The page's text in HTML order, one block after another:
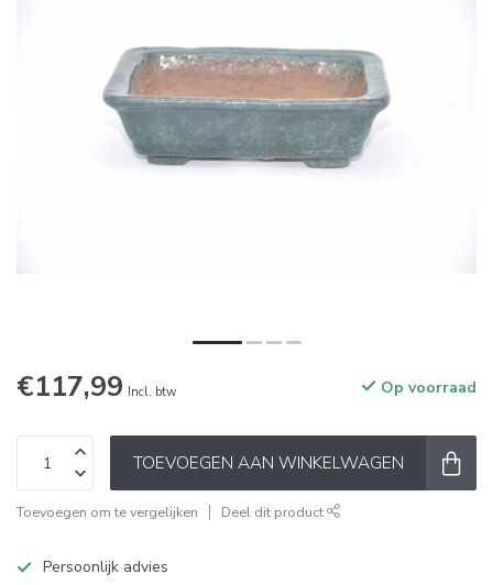
€117,99 Incl. btw Op voorraad
TOEVOEGEN AAN WINKELWAGEN
Toevoegen om te vergelijken Deel dit product
Persoonlijk advies